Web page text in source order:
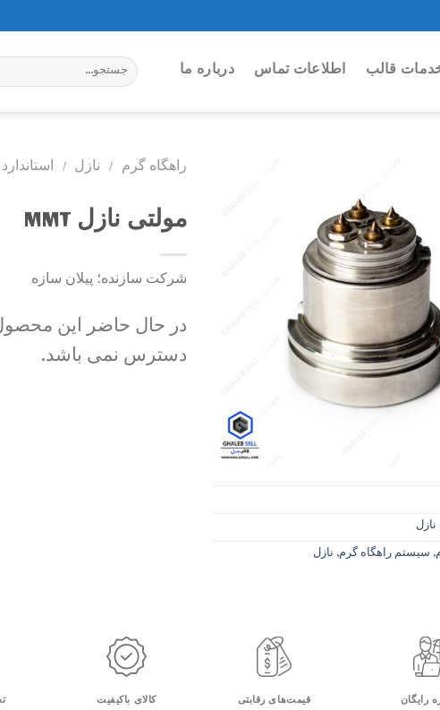
قالب اطلاعات تماس درباره ما
جستجو
برای:
نازل
, سیستم راهگاه گرم, نازل
راهگاه گرم / نازل / استاندارد PR
مولتی نازل MMT
شرکت سازنده؛ پیلان سازه
در حال حاضر این
دسترس نمی باشد.
رایگان قیمت‌های رقابتی کالای باکیفیت